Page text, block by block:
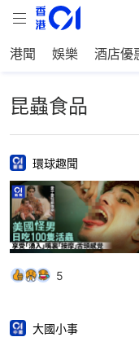
港聞 娛樂 酒店優
昆蟲食品
環球趣聞
5
大國小事